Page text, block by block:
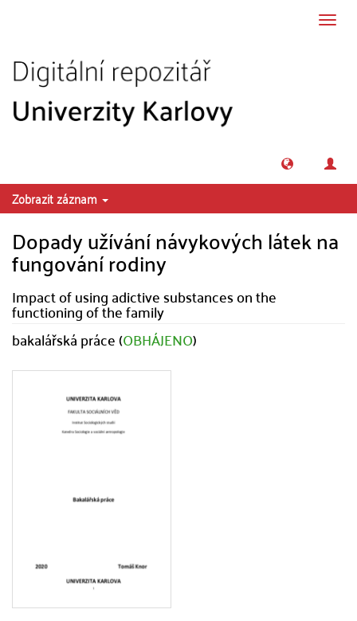
Zobrazit záznam
Dopady užívání návykových látek na
fungování rodiny
Impact of using adictive substances on the
functioning of the family
bakalářská práce (OBHÁJENO)